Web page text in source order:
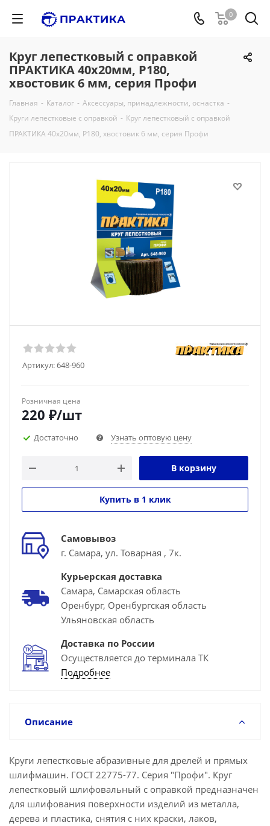
0
Круг лепестковый с оправкой
ПРАКТИКА 40х20мм, P180,
хвостовик 6 мм, серия Профи
Главная - Каталог - Аксессуары, принадлежности, оснастка -
Круги лепестковые с оправкой - Круг лепестковый с оправкой
ПРАКТИКА 40х20мм, P180, хвостовик 6 мм, серия Профи
Артикул:648-960
Розничная цена
220 ₽/шт
Достаточно Узнать оптовую цену
В корзину
Купить в 1 клик
Самовывоз
г. Самара, ул. Товарная , 7к.
Курьерская доставка
Самара, Самарская область
Оренбург, Оренбургская область
Ульяновская область
Доставка по России
Осуществляется до терминала ТК
Подробнее
Описание
Круги лепестковые абразивные для дрелей и прямых
шлифмашин. ГОСТ 22775-77. Серия "Профи". Круг
лепестковый шлифовальный с оправкой предназначен
для шлифования поверхности изделий из металла,
дерева и пластика, снятия с них краски, лаков,